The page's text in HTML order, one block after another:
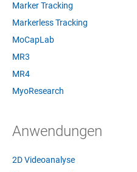
Marker Tracking
Markerless Tracking
MoCapLab
MR3
MR4
MyoResearch
Anwendungen
2D Videoanalyse